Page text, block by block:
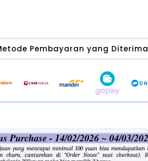
Pembayaran yang Diterima